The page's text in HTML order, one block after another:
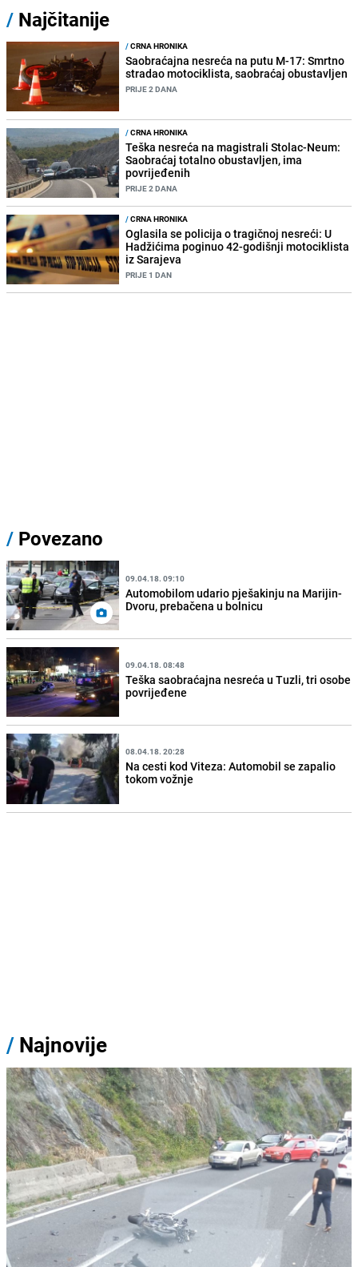
/ Najčitanije
/CRNA HRONIKA
Saobraćajna nesreća na putu M-17: Smrtno
stradao motociklista, saobraćaj obustavljen
PRIJE 2 DANA
/CRNA HRONIKA
Teška nesreća na magistrali Stolac-Neum:
Saobraćaj totalno obustavljen, ima
povrijeđenih
PRIJE 2 DANA
/CRNA HRONIKA
Oglasila se policija o tragičnoj nesreći: U
Hadžićima poginuo 42-godišnji motociklista
iz Sarajeva
PRIJE 1 DAN
/ Povezano
09.04.18. 09:10
Automobilom udario pješakinju na Marijin-
Dvoru, prebačena u bolnicu
09.04.18. 08:48
Teška saobraćajna nesreća u Tuzli, tri osobe
povrijeđene
08.04.18. 20:28
Na cesti kod Viteza: Automobil se zapalio
tokom vožnje
/ Najnovije